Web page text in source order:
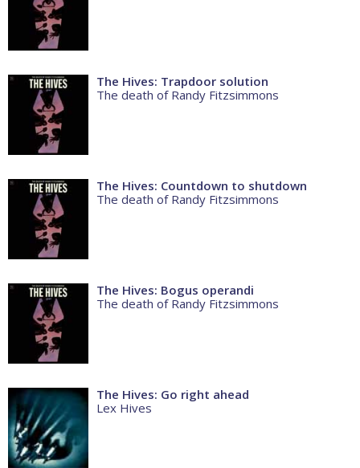
The Hives: Trapdoor solution
The death of Randy Fitzsimmons
The Hives: Countdown to shutdown
The death of Randy Fitzsimmons
The Hives: Bogus operandi
The death of Randy Fitzsimmons
The Hives: Go right ahead
Lex Hives